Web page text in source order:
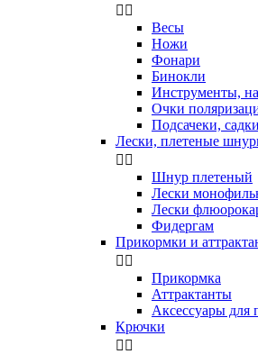
 
Весы
Ножи
Фонари
Бинокли
Инструменты,
Очки
Подсачеки, садки
Лески, плетеные
 
Шнур плетеный
Лески
Лески
Фидергам
Прикормки и
 
Прикормка
Аттрактанты
Аксессуары для
Крючки
 